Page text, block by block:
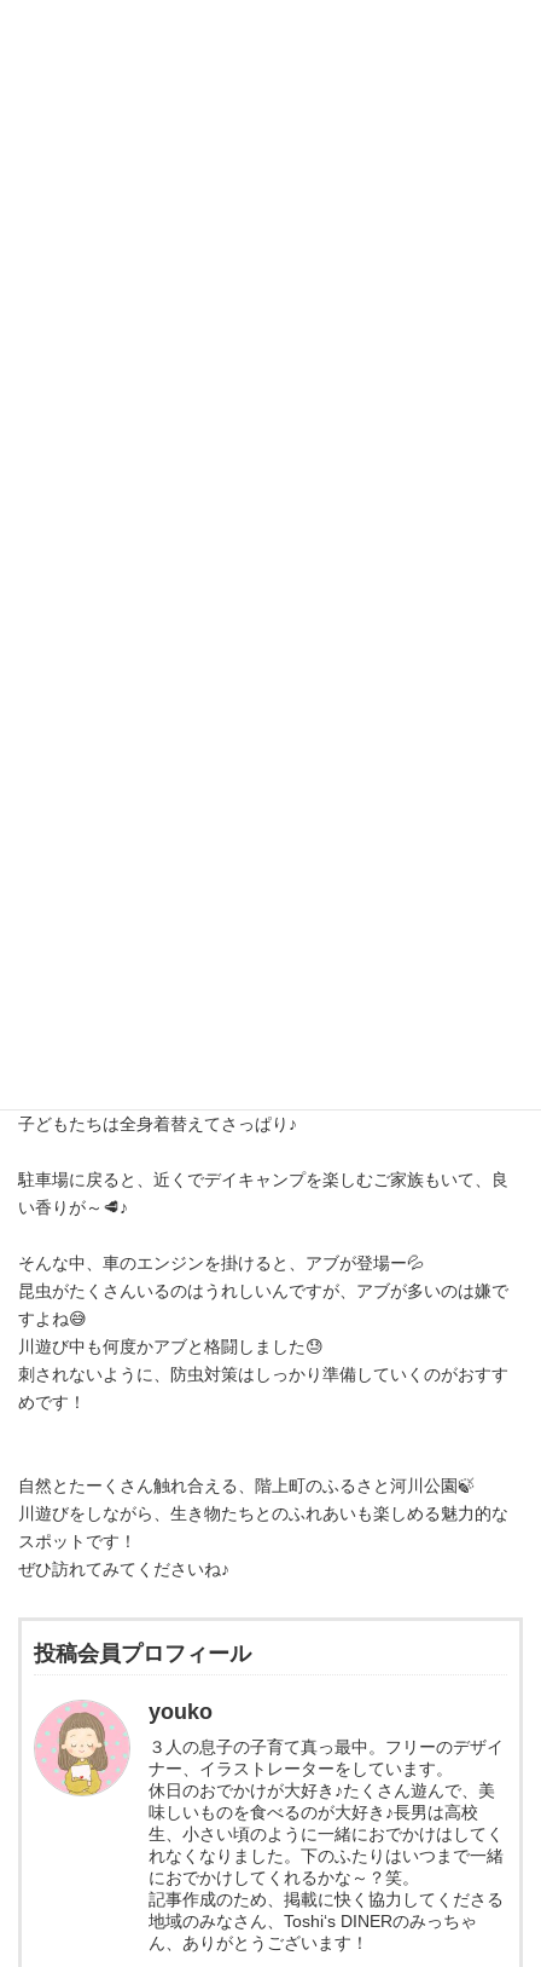
子どもたちは全身着替えてさっぱり♪
駐車場に戻ると、近くでデイキャンプを楽しむご家族もいて、良
い香りが～🥩♪
そんな中、車のエンジンを掛けると、アブが登場ー💦
昆虫がたくさんいるのはうれしいんですが、アブが多いのは嫌で
すよね😅
川遊び中も何度かアブと格闘しました😓
刺されないように、防虫対策はしっかり準備していくのがおすす
めです！
自然とたーくさん触れ合える、階上町のふるさと河川公園🍃
川遊びをしながら、生き物たちとのふれあいも楽しめる魅力的な
スポットです！
ぜひ訪れてみてくださいね♪
投稿会員プロフィール
youko
３人の息子の子育て真っ最中。フリーのデザイ
ナー、イラストレーターをしています。
休日のおでかけが大好き♪たくさん遊んで、美
味しいものを食べるのが大好き♪長男は高校
生、小さい頃のように一緒におでかけはしてく
れなくなりました。下のふたりはいつまで一緒
におでかけしてくれるかな～？笑。
記事作成のため、掲載に快く協力してくださる
地域のみなさん、Toshi‘s DINERのみっちゃ
ん、ありがとうございます！